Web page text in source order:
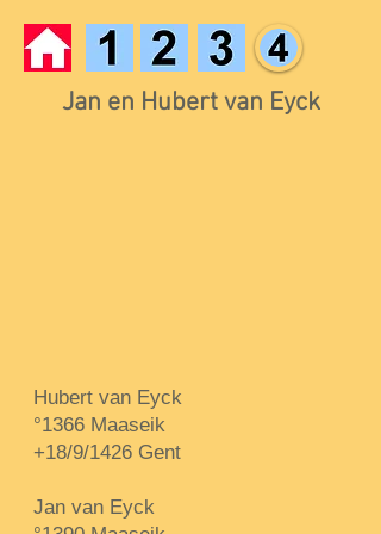
Jan en Hubert van Eyck
Hubert van Eyck
°1366 Maaseik
+18/9/1426 Gent
Jan van Eyck